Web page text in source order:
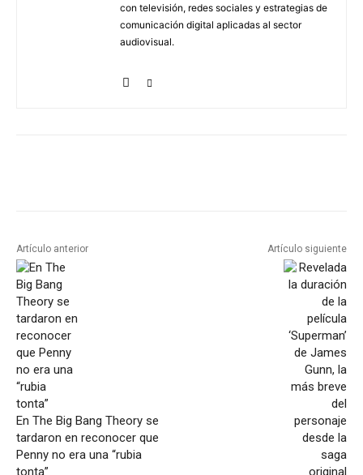
con televisión, redes sociales y estrategias de
comunicación digital aplicadas al sector
audiovisual.
Artículo anterior
En The Big Bang Theory se
tardaron en reconocer que
Penny no era una “rubia
tonta”
Artículo siguiente